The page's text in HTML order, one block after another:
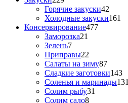
Горячие закуски42
Холодные закуски161
Консервирование477
Заморозка21
Зелень7
Приправы22
Салаты на зиму87
Сладкие заготовки143
Соленья и маринады131
Солим рыбу31
Солим сало8